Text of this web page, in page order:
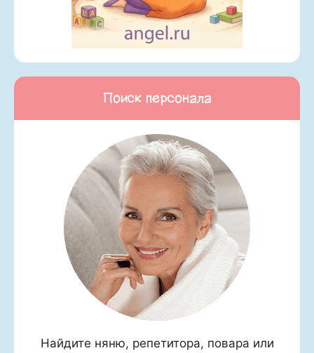
Поиск персонала
Найдите няню, репетитора, повара или